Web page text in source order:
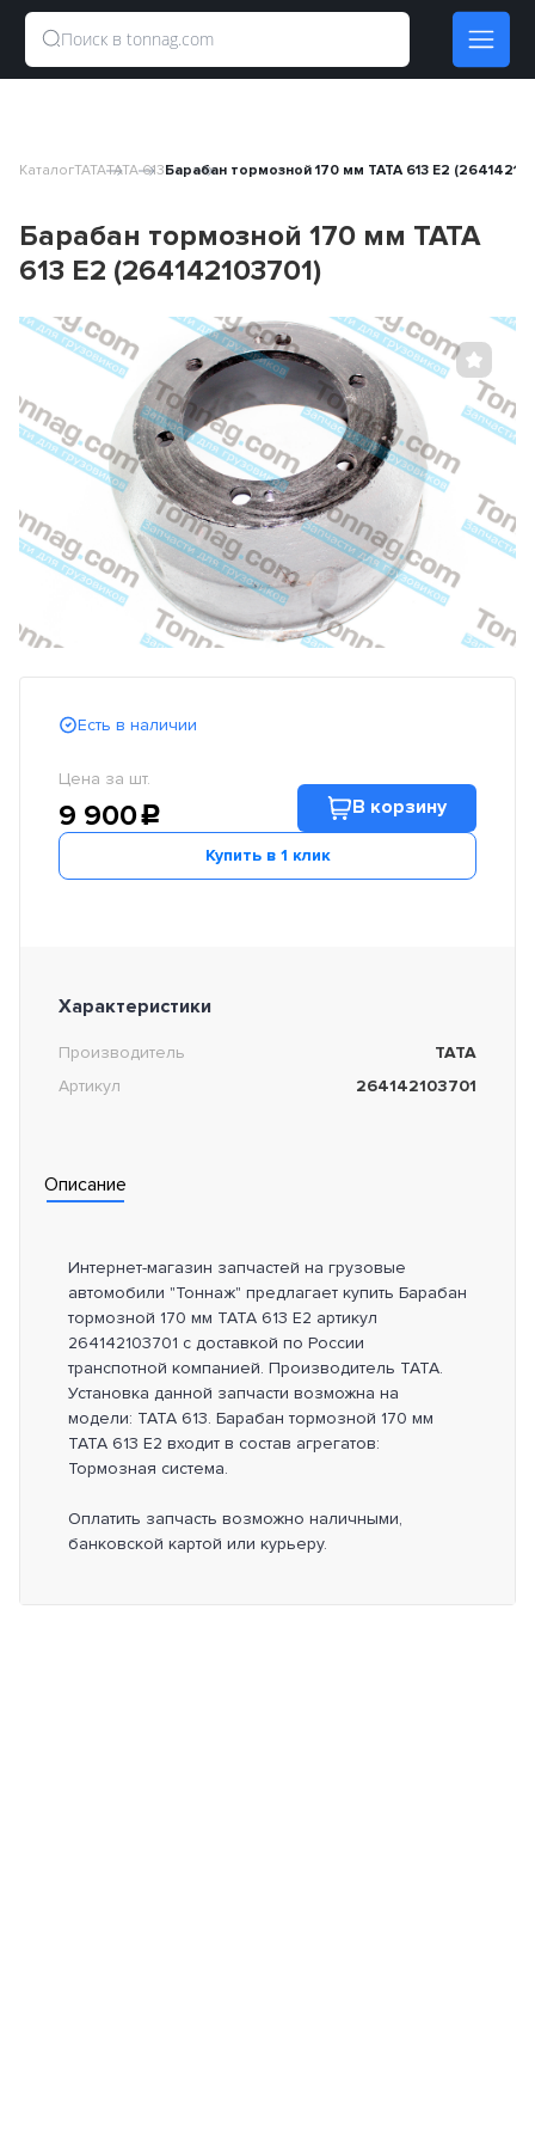
КаталогTATATATA 613Барабан тормозной 170 мм TATA 613 E2
Барабан тормозной 170 мм TATA
613 E2 (264142103701)
Есть в наличии
Цена за шт.
9 900c В корзину
Купить в 1 клик
Характеристики
Производитель
TATA
Артикул
264142103701
Описание
Интернет-магазин запчастей на грузовые
автомобили "Тоннаж" предлагает купить Барабан
тормозной 170 мм TATA 613 E2 артикул
264142103701 с доставкой по России
транспотной компанией. Производитель TATA.
Установка данной запчасти возможна на
модели: TATA 613. Барабан тормозной 170 мм
TATA 613 E2 входит в состав агрегатов:
Тормозная система.
Оплатить запчасть возможно наличными,
банковской картой или курьеру.